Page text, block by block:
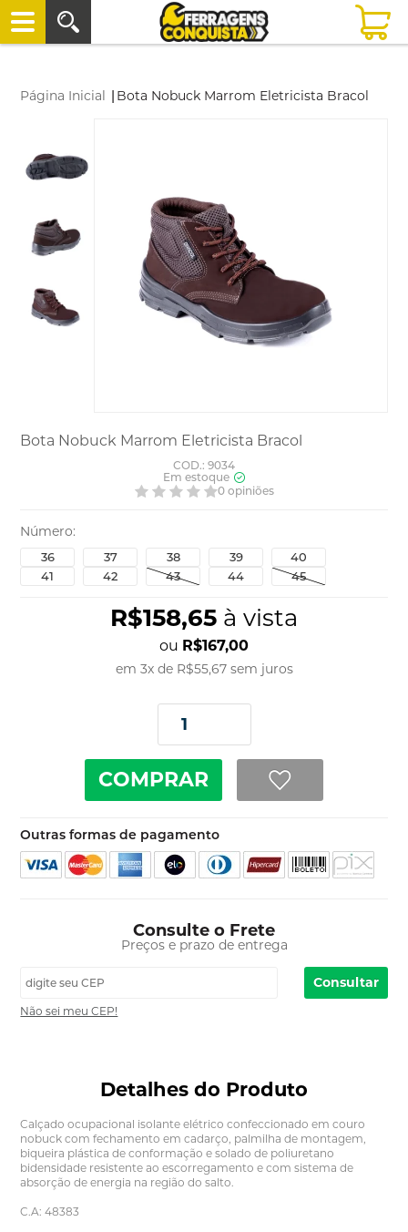
Página Inicial | Bota Nobuck Marrom Eletricista Bracol
Bota Nobuck Marrom Eletricista Bracol
COD.: 9034
Em estoque
0 opiniões
Número
36 37 38 39
40
41
42 43 44 45
R$158,65 à vista
R$167,00
em 3xde R$55,67sem juros
COMPRAR
Outras formas de pagamento
Consulte o Frete
Preços e prazo de entrega
Consultar
Não sei meu CEP!
Detalhes do Produto
Calçado ocupacional isolante elétrico confeccionado em couro
nobuck com fechamento em cadarço, palmilha de montagem,
biqueira plástica de conformação e solado de poliuretano
bidensidade resistente ao escorregamento e com sistema de
absorção de energia na região do salto.
C.A: 48383